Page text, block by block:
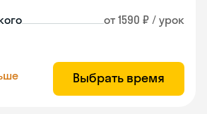
от 1590 ₽ / урок
Выбрать время